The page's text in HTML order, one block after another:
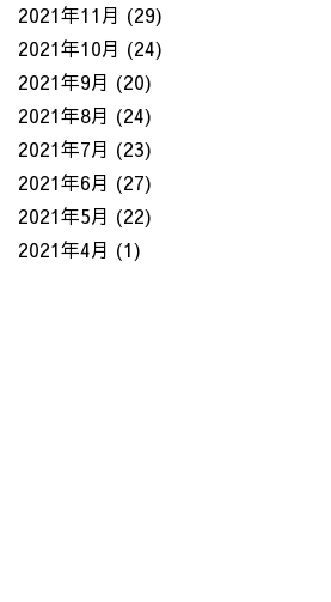
2021年11月 (29)
2021年10月 (24)
2021年9月 (20)
2021年8月 (24)
2021年7月 (23)
2021年6月 (27)
2021年5月 (22)
2021年4月 (1)